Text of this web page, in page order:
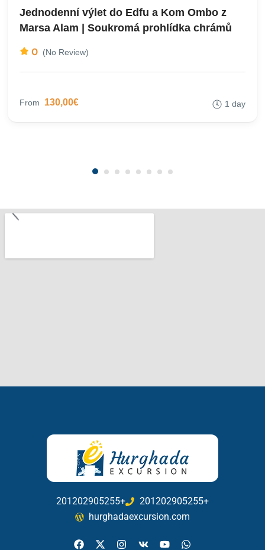
Jednodenní výlet do Edfu a Kom Ombo z
Marsa Alam | Soukromá prohlídka chrámů
0 (No Review)
From 130,00€ 1 day
201202905255+
201202905255+
hurghadaexcursion.com